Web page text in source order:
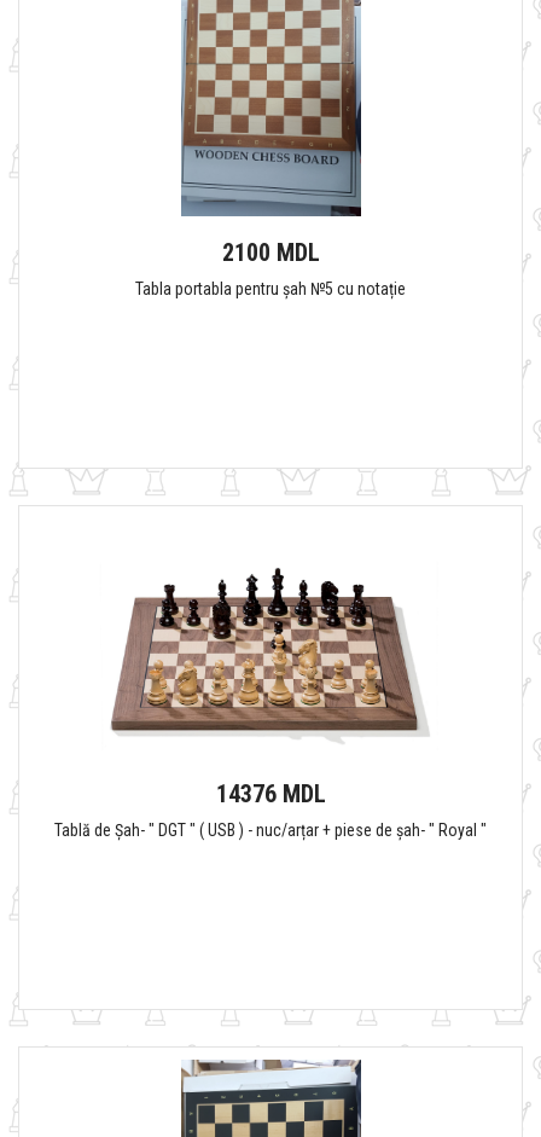
2100 MDL
Tabla portabla pentru șah №5 cu notație
14376 MDL
Tablă de Șah- " DGT " ( USB ) - nuc/arțar + piese de șah- " Royal "